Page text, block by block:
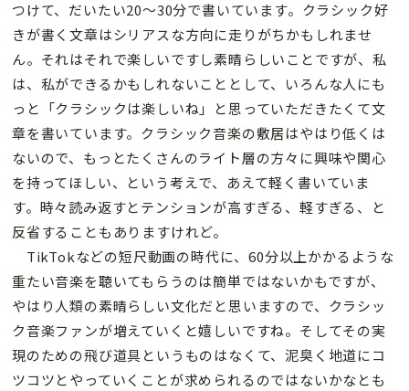
つけて、だいたい20〜30分で書いています。クラシック好
きが書く文章はシリアスな方向に走りがちかもしれませ
ん。それはそれで楽しいですし素晴らしいことですが、私
は、私ができるかもしれないこととして、いろんな人にも
っと「クラシックは楽しいね」と思っていただきたくて文
章を書いています。クラシック音楽の敷居はやはり低くは
ないので、もっとたくさんのライト層の方々に興味や関心
を持ってほしい、という考えで、あえて軽く書いていま
す。時々読み返すとテンションが高すぎる、軽すぎる、と
反省することもありますけれど。
TikTokなどの短尺動画の時代に、60分以上かかるような
重たい音楽を聴いてもらうのは簡単ではないかもですが、
やはり人類の素晴らしい文化だと思いますので、クラシッ
ク音楽ファンが増えていくと嬉しいですね。そしてその実
現のための飛び道具というものはなくて、泥臭く地道にコ
ツコツとやっていくことが求められるのではないかなとも